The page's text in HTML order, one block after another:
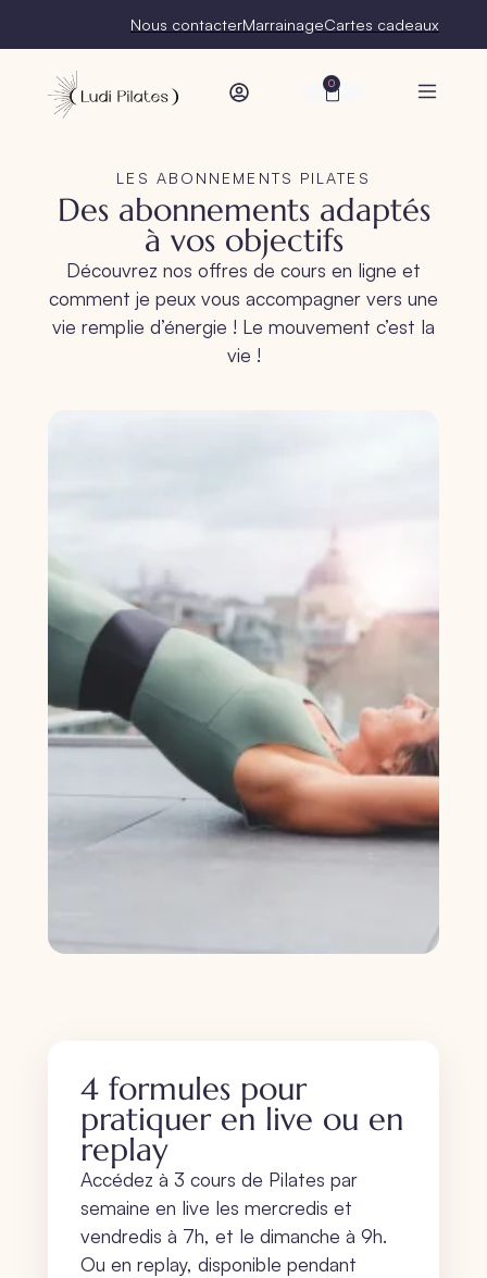
Nous contacterMarrainageCartes cadeaux
0
LES ABONNEMENTS PILATES
Des abonnements adaptés
à vos objectifs
Découvrez nos offres de cours en ligne et
comment je peux vous accompagner vers une
vie remplie d’énergie ! Le mouvement c’est la
vie !
4 formules pour
pratiquer en live ou en
replay
Accédez à 3 cours de Pilates par
semaine en live les mercredis et
vendredis à 7h, et le dimanche à 9h.
Ou en replay, disponible pendant